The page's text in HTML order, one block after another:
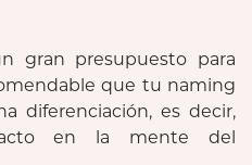
gran presupuesto para
que tu naming
diferenciación, es decir,
en la mente del